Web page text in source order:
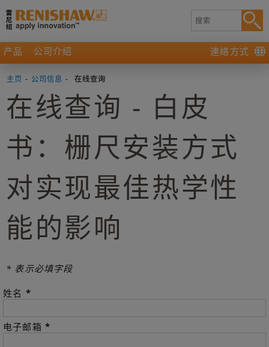
产品 公司介绍 連絡方式
主页 - 公司信息 - 在线查询
在线查询 - 白皮
书：栅尺安装方式
对实现最佳热学性
能的影响
* 表示必填字段
姓名 *
电子邮箱 *